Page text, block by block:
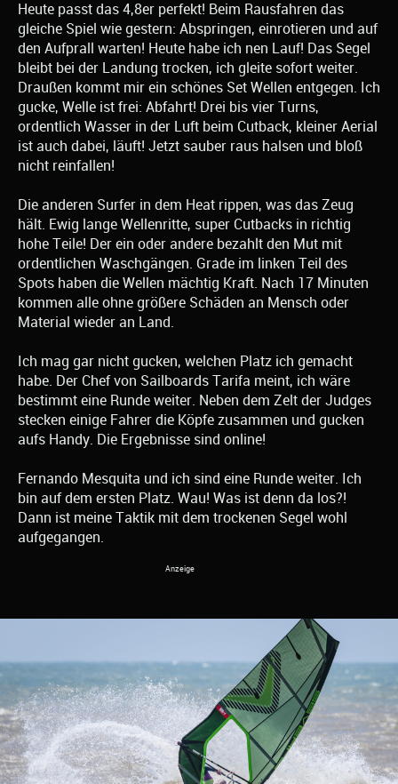
Heute passt das 4,8er perfekt! Beim Rausfahren das
gleiche Spiel wie gestern: Abspringen, einrotieren und auf
den Aufprall warten! Heute habe ich nen Lauf! Das Segel
bleibt bei der Landung trocken, ich gleite sofort weiter.
Draußen kommt mir ein schönes Set Wellen entgegen. Ich
gucke, Welle ist frei: Abfahrt! Drei bis vier Turns,
ordentlich Wasser in der Luft beim Cutback, kleiner Aerial
ist auch dabei, läuft! Jetzt sauber raus halsen und bloß
nicht reinfallen!
Die anderen Surfer in dem Heat rippen, was das Zeug
hält. Ewig lange Wellenritte, super Cutbacks in richtig
hohe Teile! Der ein oder andere bezahlt den Mut mit
ordentlichen Waschgängen. Grade im linken Teil des
Spots haben die Wellen mächtig Kraft. Nach 17 Minuten
kommen alle ohne größere Schäden an Mensch oder
Material wieder an Land.
Ich mag gar nicht gucken, welchen Platz ich gemacht
habe. Der Chef von Sailboards Tarifa meint, ich wäre
bestimmt eine Runde weiter. Neben dem Zelt der Judges
stecken einige Fahrer die Köpfe zusammen und gucken
aufs Handy. Die Ergebnisse sind online!
Fernando Mesquita und ich sind eine Runde weiter. Ich
bin auf dem ersten Platz. Wau! Was ist denn da los?!
Dann ist meine Taktik mit dem trockenen Segel wohl
aufgegangen.